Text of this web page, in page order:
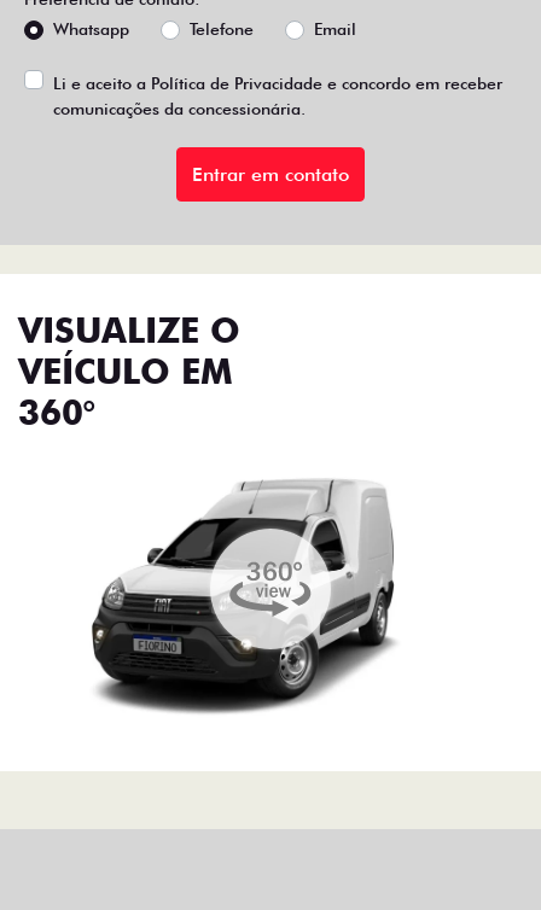
Whatsapp
Telefone Email
Li e aceito a Política de Privacidade e concordo em receber
comunicações da concessionária.
Entrar em contato
VISUALIZE O
VEÍCULO EM
360°